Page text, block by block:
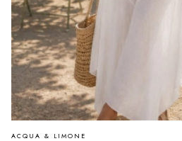
PRODUCENT
ACQUA & LIMONE